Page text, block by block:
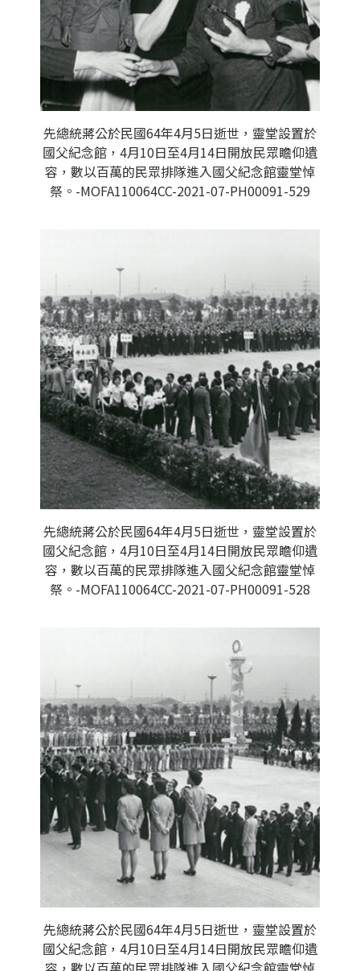
先總統蔣公於民國64年4月5日逝世，靈堂設置於
國父紀念館，4月10日至4月14日開放民眾瞻仰遺
容，數以百萬的民眾排隊進入國父紀念館靈堂悼
祭。-MOFA110064CC-2021-07-PH00091-529
先總統蔣公於民國64年4月5日逝世，靈堂設置於
國父紀念館，4月10日至4月14日開放民眾瞻仰遺
容，數以百萬的民眾排隊進入國父紀念館靈堂悼
祭。-MOFA110064CC-2021-07-PH00091-528
先總統蔣公於民國64年4月5日逝世，靈堂設置於
國父紀念館，4月10日至4月14日開放民眾瞻仰遺